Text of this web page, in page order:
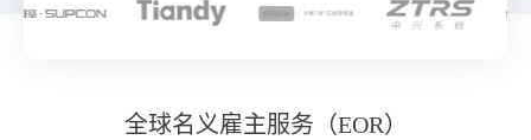
全球名义雇主服务（EOR）